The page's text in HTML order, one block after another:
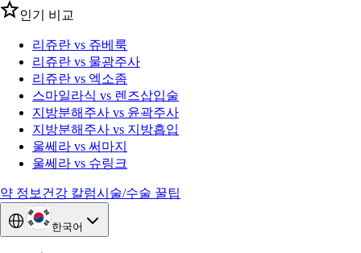
인기 비교
리쥬란 vs 쥬베룩
리쥬란 vs 물광주사
리쥬란 vs 엑소좀
스마일라식 vs 렌즈삽입술
지방분해주사 vs 윤곽주사
지방분해주사 vs 지방흡입
울쎄라 vs 써마지
울쎄라 vs 슈링크
약 정보 건강 칼럼시술/수술 꿀팁
한국어